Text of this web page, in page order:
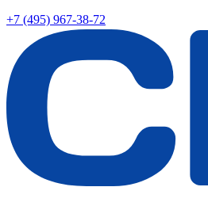
+7 (495) 967-38-72